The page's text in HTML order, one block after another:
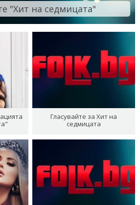
"Хит на седмицата"
Гласувайте за Хит на
седмицата